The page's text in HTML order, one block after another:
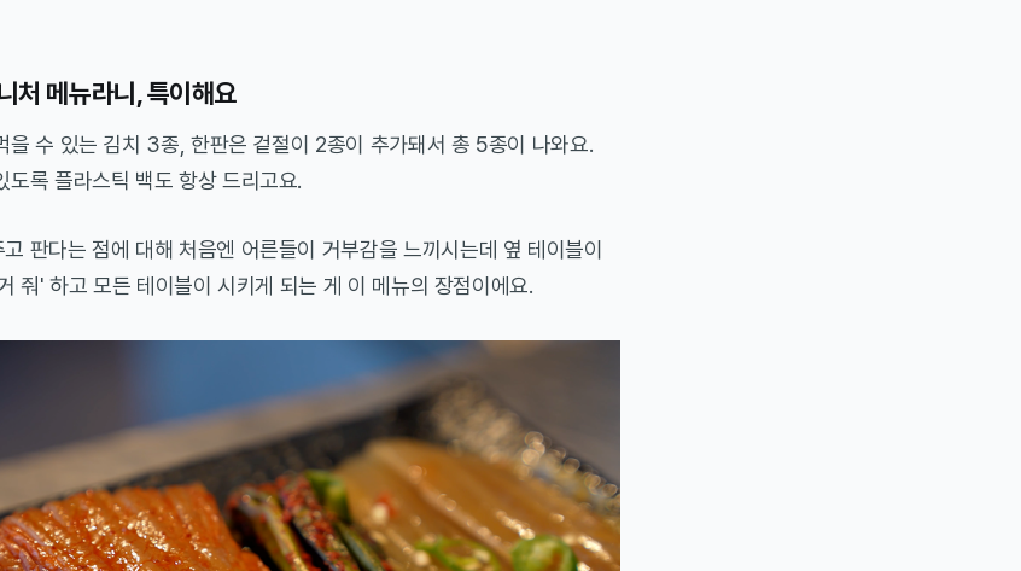
처 메뉴라니, 특이해요
을 수 있는 김치 3종, 한판은 겉절이 2종이 추가돼서 총 5종이 나와요.
도록 플라스틱 백도 항상 드리고요.
판다는 점에 대해 처음엔 어른들이 거부감을 느끼시는데 옆 테이블이
줘' 하고 모든 테이블이 시키게 되는 게 이 메뉴의 장점이에요.